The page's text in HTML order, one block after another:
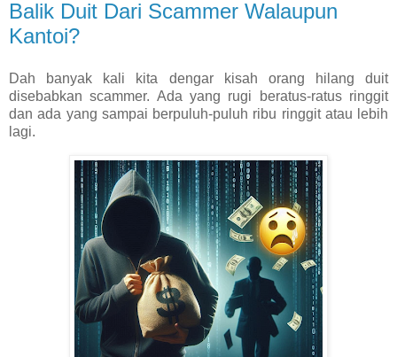
Balik Duit Dari Scammer Walaupun
Kantoi?
Dah banyak kali kita dengar kisah orang hilang duit
disebabkan scammer. Ada yang rugi beratus-ratus ringgit
dan ada yang sampai berpuluh-puluh ribu ringgit atau lebih
lagi.